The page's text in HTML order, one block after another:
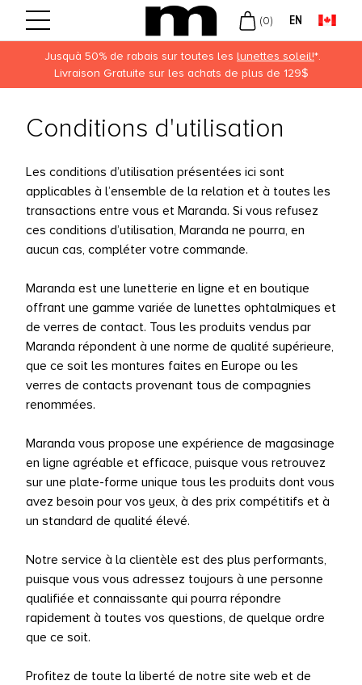
(0) EN
Jusquà 50% de rabais sur toutes les lunettes soleil!*.
Livraison Gratuite sur les achats de plus de 129$
+ LOMB
LES MARQUES
Conditions d'utilisation
Les conditions d’utilisation présentées ici sont
applicables à l’ensemble de la relation et à toutes les
transactions entre vous et Maranda. Si vous refusez
ces conditions d’utilisation, Maranda ne pourra, en
aucun cas, compléter votre commande.
Maranda est une lunetterie en ligne et en boutique
offrant une gamme variée de lunettes ophtalmiques et
de verres de contact. Tous les produits vendus par
Maranda répondent à une norme de qualité supérieure,
que ce soit les montures faites en Europe ou les
verres de contacts provenant tous de compagnies
renommées.
Maranda vous propose une expérience de magasinage
en ligne agréable et efficace, puisque vous retrouvez
sur une plate-forme unique tous les produits dont vous
avez besoin pour vos yeux, à des prix compétitifs et à
un standard de qualité élevé.
Notre service à la clientèle est des plus performants,
puisque vous vous adressez toujours à une personne
qualifiée et connaissante qui pourra répondre
rapidement à toutes vos questions, de quelque ordre
que ce soit.
Profitez de toute la liberté de notre site web et de